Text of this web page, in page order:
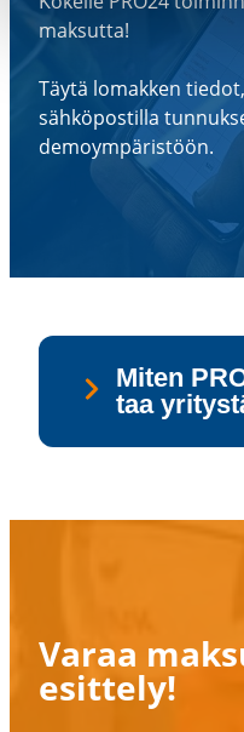
maksutta!
Täytä lomakken
sähkö­pos­tilla
demoym­pä­ristöön.
Miten
taa
Varaa
esittely!